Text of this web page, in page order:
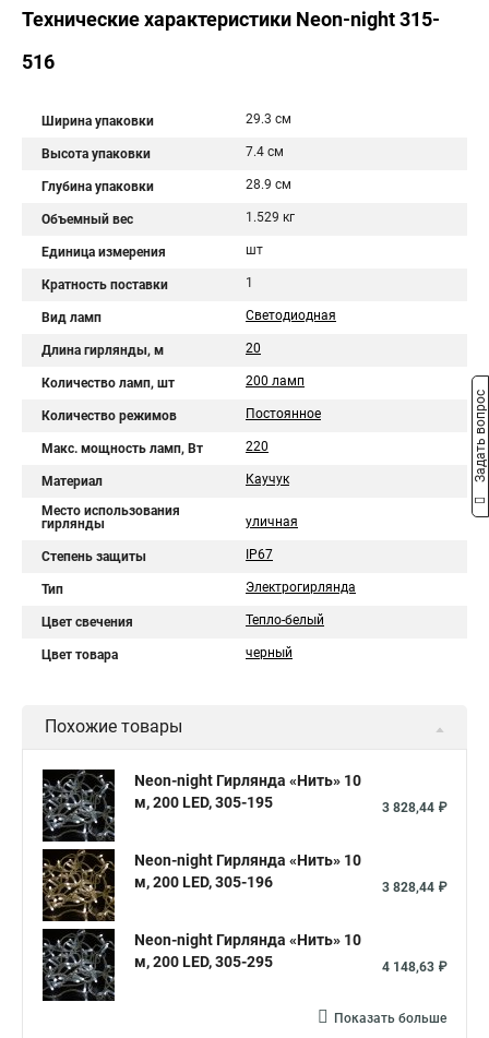
Технические характеристики Neon-night 315-
516
Ширина упаковки 29.3 см
Высота упаковки 7.4 см
Глубина упаковки 28.9 см
Объемный вес 1.529 кг
Единица измерения шт
Кратность поставки 1
Вид ламп Светодиодная
Длина гирлянды, м 20
Количество ламп, шт 200 ламп
Количество режимов Постоянное
Макс. мощность ламп, Вт 220
Материал Каучук
Место использования
гирлянды
уличная
Степень защиты IP67
Тип Электрогирлянда
Цвет свечения Тепло-белый
Цвет товара черный
Похожие товары
Neon-night Гирлянда «Нить» 10
м, 200 LED, 305-195
3 828,44 ₽
Neon-night Гирлянда «Нить» 10
м, 200 LED, 305-196
3 828,44 ₽
Neon-night Гирлянда «Нить» 10
м, 200 LED, 305-295
4 148,63 ₽
Показать больше
Задать вопрос